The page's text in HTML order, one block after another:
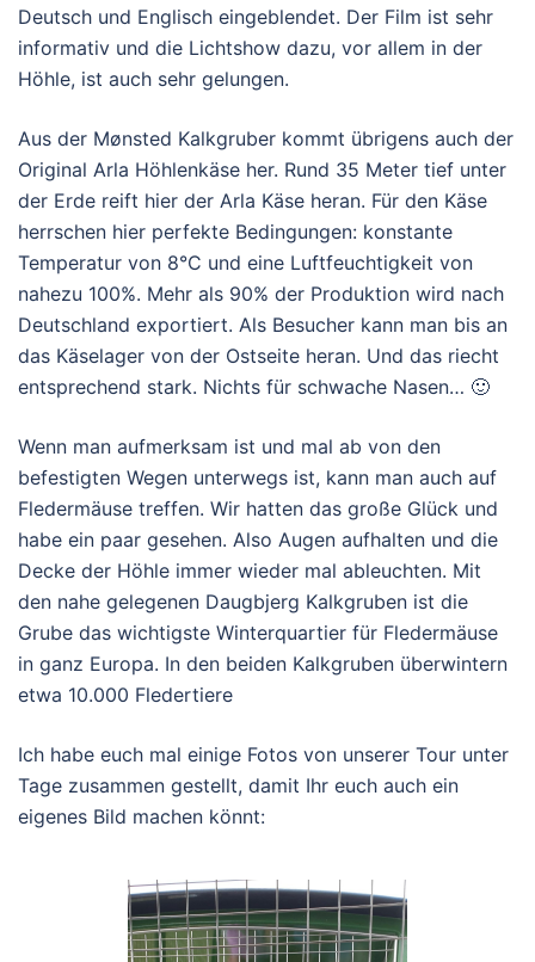
Deutsch und Englisch eingeblendet. Der Film ist sehr
informativ und die Lichtshow dazu, vor allem in der
Höhle, ist auch sehr gelungen.
Aus der Mønsted Kalkgruber kommt übrigens auch der
Original Arla Höhlenkäse her. Rund 35 Meter tief unter
der Erde reift hier der Arla Käse heran. Für den Käse
herrschen hier perfekte Bedingungen: konstante
Temperatur von 8°C und eine Luftfeuchtigkeit von
nahezu 100%. Mehr als 90% der Produktion wird nach
Deutschland exportiert. Als Besucher kann man bis an
das Käselager von der Ostseite heran. Und das riecht
entsprechend stark. Nichts für schwache Nasen… 🙂
Wenn man aufmerksam ist und mal ab von den
befestigten Wegen unterwegs ist, kann man auch auf
Fledermäuse treffen. Wir hatten das große Glück und
habe ein paar gesehen. Also Augen aufhalten und die
Decke der Höhle immer wieder mal ableuchten. Mit
den nahe gelegenen Daugbjerg Kalkgruben ist die
Grube das wichtigste Winterquartier für Fledermäuse
in ganz Europa. In den beiden Kalkgruben überwintern
etwa 10.000 Fledertiere
Ich habe euch mal einige Fotos von unserer Tour unter
Tage zusammen gestellt, damit Ihr euch auch ein
eigenes Bild machen könnt: